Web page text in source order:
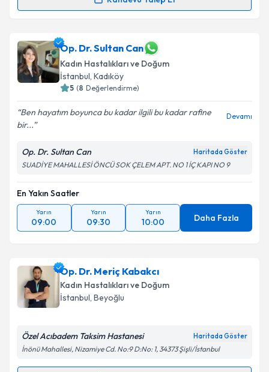
Randevu Takvimi Talebi
Op. Dr. Şakir Volkan Erdoğan
talebi oluşturun. Size bu uzmandan randevu almanız
için bir takvim hazırlandığında e-posta ile
bilgilendireceğiz.
E-posta Adresiniz
Kişisel verilerimin işlenmesine ilişkinAydınlatma
kapsamda işlenmesini kabul ediyorum.
Takvim Talebini Gönder
Op. Dr. Sultan Can
Kadın Hastalıkları ve Doğum
İstanbul, Kadıköy
5 (8 Değerlendirme)
Ben hayatım boyunca bu kadar ilgili bu kadar rafine
bir...
Devamı
Op. Dr. Sultan Can Haritada Göster
SUADİYE MAHALLESİ ÖNCÜ SOK ÇELEM APT. NO 1 İÇ KAPI NO 9
En Yakın Saatler
Yarın
09:00
Yarın
09:30
Yarın
10:00 Daha Fazla
Op. Dr. Meriç Kabakcı
Kadın Hastalıkları ve Doğum
İstanbul, Beyoğlu
Özel Acıbadem Taksim Hastanesi Haritada Göster
İnönü Mahallesi, Nizamiye Cd. No:9 D:No: 1, 34373 Şişli/İstanbul